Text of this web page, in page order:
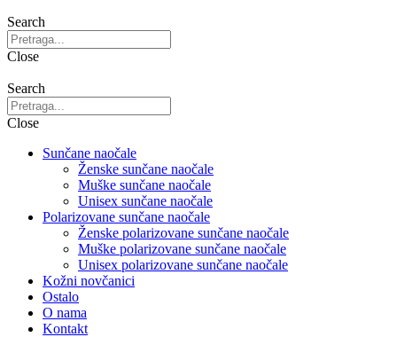
Search
Close
Search
Close
Sunčane naočale
Ženske sunčane naočale
Muške sunčane naočale
Unisex sunčane naočale
Polarizovane sunčane naočale
Ženske polarizovane sunčane naočale
Muške polarizovane sunčane naočale
Unisex polarizovane sunčane naočale
Kožni novčanici
Ostalo
O nama
Kontakt